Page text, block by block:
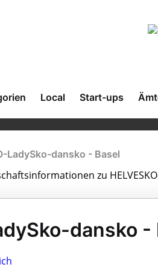
Local Start-ups
LadySko-dansko - Basel
zu
dansko -